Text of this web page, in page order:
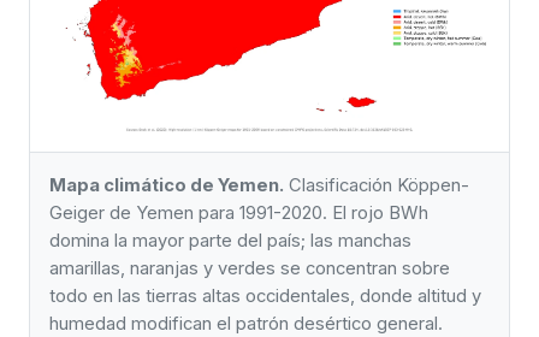
Mapa climático de Yemen. Clasificación Köppen-
Geiger de Yemen para 1991-2020. El rojo BWh
domina la mayor parte del país; las manchas
amarillas, naranjas y verdes se concentran sobre
todo en las tierras altas occidentales, donde altitud y
humedad modifican el patrón desértico general.